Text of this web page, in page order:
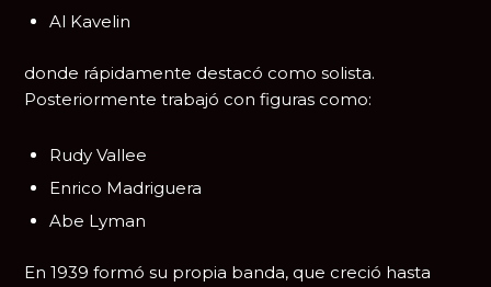
Al Kavelin
donde rápidamente destacó como solista.
Posteriormente trabajó con figuras como:
Rudy Vallee
Enrico Madriguera
Abe Lyman
En 1939 formó su propia banda, que creció hasta